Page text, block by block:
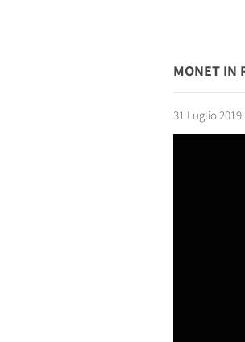
MONET IN
31 Luglio 2019